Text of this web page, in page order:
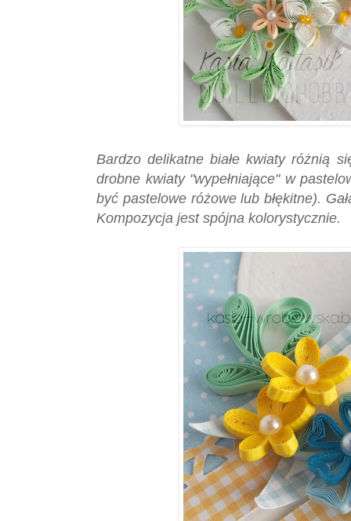
Bardzo delikatne białe kwiaty różnią
drobne kwiaty "wypełniające" w
być pastelowe różowe lub błękitne).
Kompozycja jest spójna kolorystycznie.